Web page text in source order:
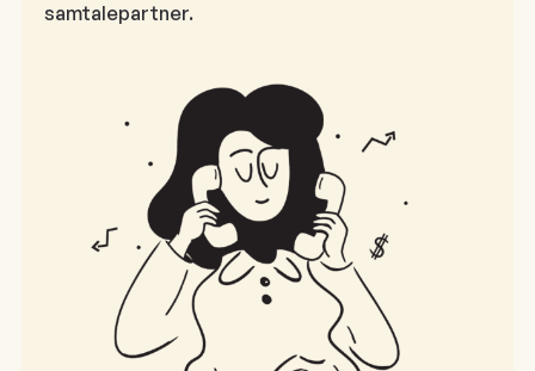
samtalepartner.